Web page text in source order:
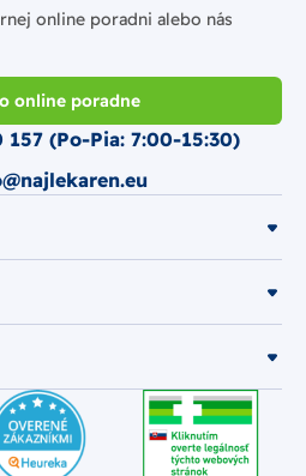
online poradni alebo nás
online poradne
157 (Po-Pia: 7:00-15:30)